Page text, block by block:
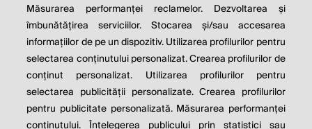
© 2026 Profit.ro. Toate drepturile rezervate.
Dezvoltat de1616.ro
Contact Publicitate Despre noi
Politica de cookie Politica de
confidențialitate
Setări cookies
Măsurarea performanței reclamelor. Dezvoltarea și
îmbunătățirea serviciilor. Stocarea și/sau accesarea
informațiilor de pe un dispozitiv. Utilizarea profilurilor pentru
selectarea conținutului personalizat. Crearea profilurilor de
conținut personalizat. Utilizarea profilurilor pentru
selectarea publicității personalizate. Crearea profilurilor
pentru publicitate personalizată. Măsurarea performanței